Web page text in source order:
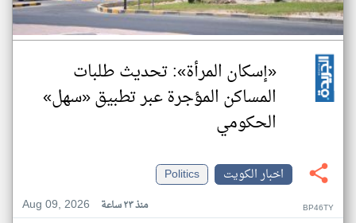
«إسكان المرأة»: تحديث طلبات
المساكن المؤجرة عبر تطبيق «سهل»
الحكومي
اخبار الكويت
Politics
Aug 09, 2026
منذ ٢٣ ساعة BP46TY